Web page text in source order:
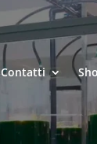
Contatti